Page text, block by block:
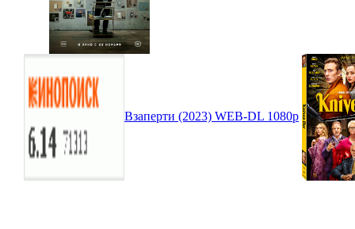
Взаперти (2023) WEB-DL 1080p